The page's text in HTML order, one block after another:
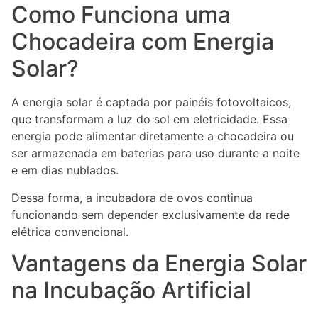
Como Funciona uma
Chocadeira com Energia
Solar?
A energia solar é captada por painéis fotovoltaicos,
que transformam a luz do sol em eletricidade. Essa
energia pode alimentar diretamente a chocadeira ou
ser armazenada em baterias para uso durante a noite
e em dias nublados.
Dessa forma, a incubadora de ovos continua
funcionando sem depender exclusivamente da rede
elétrica convencional.
Vantagens da Energia Solar
na Incubação Artificial